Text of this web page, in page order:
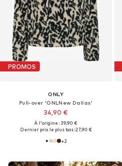
PROMOS
ONLY
Pull-over 'ONLNew Dallas'
34,90 €
À l'origine : 39,90 €
Dernier prix le plus bas :27,90 €
+2